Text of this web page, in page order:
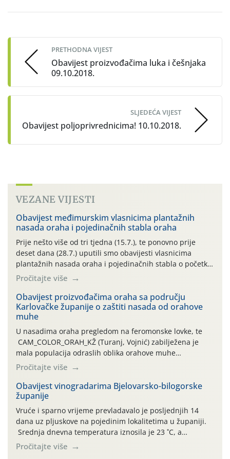
navigation
PRETHODNA VIJEST
Obavijest proizvođačima luka i češnjaka
09.10.2018.
SLJEDEĆA VIJEST
Obavijest poljoprivrednicima! 10.10.2018.
VEZANE VIJESTI
Obavijest međimurskim vlasnicima plantažnih
nasada oraha i pojedinačnih stabla oraha
Prije nešto više od tri tjedna (15.7.), te ponovno prije
deset dana (28.7.) uputili smo obavijesti vlasnicima
plantažnih nasada oraha i pojedinačnih stabla o početku
leta i ovogodišnjoj potrebi usmjerenog suzbijanja
orahove muhe (Rhagoletis completa)! Već dvanaest dana
traje drugi ovogodišnji “toplinski udar”, koji naročito
izražen zadnja šest dana (31.7.-05.8.), jer najviše
temperature zraka svakodnevno […]
Pročitajte više
Obavijest proizvođačima oraha sa području
Karlovačke županije o zaštiti nasada od orahove
muhe
U nasadima oraha pregledom na feromonske lovke, te
CAM_COLOR_ORAH_KŽ (Turanj, Vojnić) zabilježena je
mala populacija odraslih oblika orahove muhe
(Rhagoletis completa). Niska brojnost može se objasniti
činjenicom da je riječ o mladim nasadima s vrlo malim
urodom, što je povezano i s manjim brojem prezimjelih
jedinki. U starijim nasadima, na žutim ljepljivim Rebell
pločama s […]
Pročitajte više
Obavijest vinogradarima Bjelovarsko-bilogorske
županije
Vruće i sparno vrijeme prevladavalo je posljednjih 14
dana uz pljuskove na pojedinim lokalitetima u županiji.
Srednja dnevna temperatura iznosila je 23 ˚C, a
maksimalne su posljednjih dana dosezale do 35 ˚C.
Simptome plamenjače vinove loze (Plasmoparas
Pročitajte više